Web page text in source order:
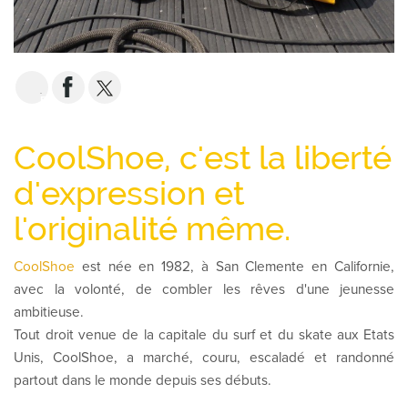
EMAIL
CoolShoe, c'est la liberté
d'expression et
l'originalité même.
CoolShoe est née en 1982, à San Clemente en Californie,
avec la volonté, de combler les rêves d'une jeunesse
ambitieuse.
Tout droit venue de la capitale du surf et du skate aux Etats
Unis, CoolShoe, a marché, couru, escaladé et randonné
partout dans le monde depuis ses débuts.